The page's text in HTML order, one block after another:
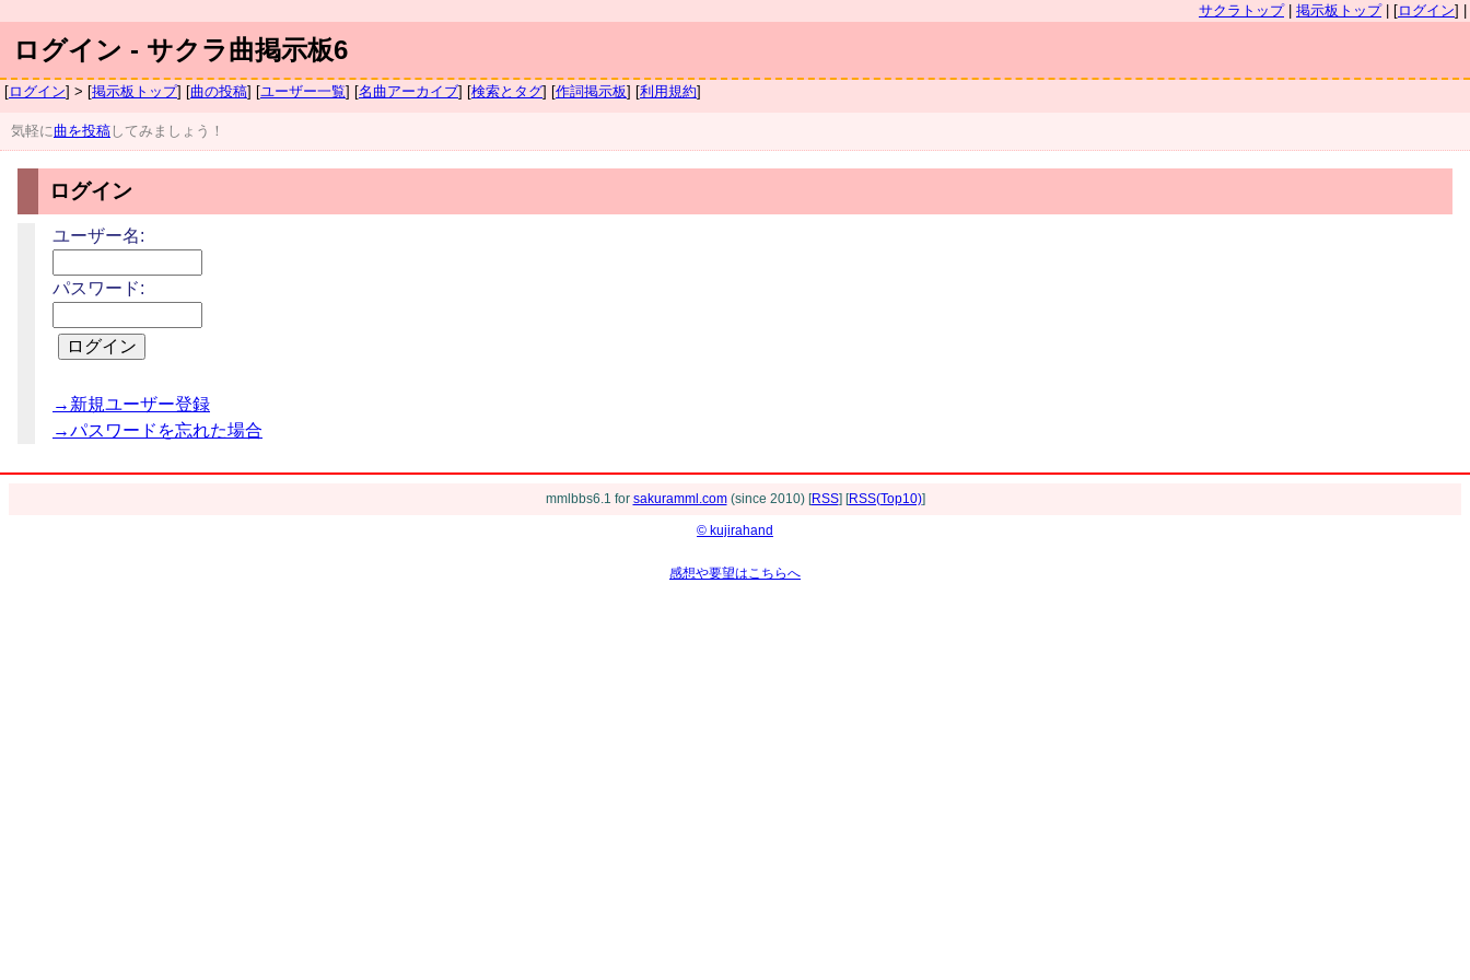
サクラトップ| 掲示板トップ| [ログイン] |
ログイン - サクラ曲掲示板6
[ログイン] > [掲示板トップ] [曲の投稿] [ユーザー一覧] [名曲アーカイブ] [検索とタグ] [作詞掲示板] [利用規約]
気軽に曲を投稿 してみましょう！
ログイン
ユーザー名:
パスワード:
→新規ユーザー登録
→パスワードを忘れた場合
mmlbbs6.1 for sakuramml.com(since 2010) [RSS] [RSS(Top10)]
© kujirahand
感想や要望はこちらへ